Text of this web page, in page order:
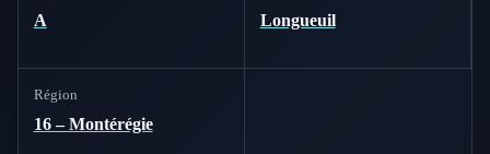
A Longueuil
Région
16 – Montérégie